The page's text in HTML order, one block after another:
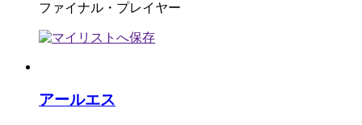
ファイナル・プレイヤー
アールエス